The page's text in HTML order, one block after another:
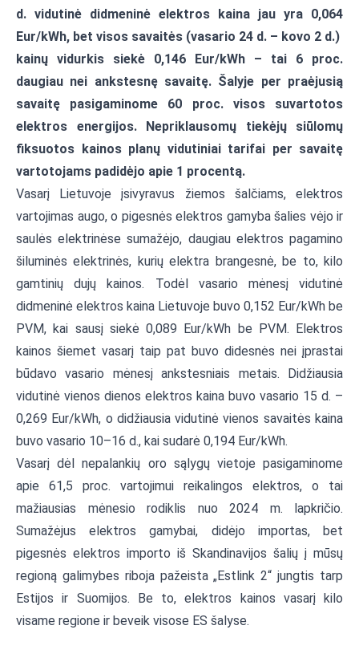
d. vidutinė didmeninė elektros kaina jau yra 0,064
Eur/kWh, bet visos savaitės (vasario 24 d. – kovo 2 d.)
kainų vidurkis siekė 0,146 Eur/kWh – tai 6 proc.
daugiau nei ankstesnę savaitę. Šalyje per praėjusią
savaitę pasigaminome 60 proc. visos suvartotos
elektros energijos. Nepriklausomų tiekėjų siūlomų
fiksuotos kainos planų vidutiniai tarifai per savaitę
vartotojams padidėjo apie 1 procentą.
Vasarį Lietuvoje įsivyravus žiemos šalčiams, elektros
vartojimas augo, o pigesnės elektros gamyba šalies vėjo ir
saulės elektrinėse sumažėjo, daugiau elektros pagamino
šiluminės elektrinės, kurių elektra brangesnė, be to, kilo
gamtinių dujų kainos. Todėl vasario mėnesį vidutinė
didmeninė elektros kaina Lietuvoje buvo 0,152 Eur/kWh be
PVM, kai sausį siekė 0,089 Eur/kWh be PVM. Elektros
kainos šiemet vasarį taip pat buvo didesnės nei įprastai
būdavo vasario mėnesį ankstesniais metais. Didžiausia
vidutinė vienos dienos elektros kaina buvo vasario 15 d. –
0,269 Eur/kWh, o didžiausia vidutinė vienos savaitės kaina
buvo vasario 10–16 d., kai sudarė 0,194 Eur/kWh.
Vasarį dėl nepalankių oro sąlygų vietoje pasigaminome
apie 61,5 proc. vartojimui reikalingos elektros, o tai
mažiausias mėnesio rodiklis nuo 2024 m. lapkričio.
Sumažėjus elektros gamybai, didėjo importas, bet
pigesnės elektros importo iš Skandinavijos šalių į mūsų
regioną galimybes riboja pažeista „Estlink 2“ jungtis tarp
Estijos ir Suomijos. Be to, elektros kainos vasarį kilo
visame regione ir beveik visose ES šalyse.